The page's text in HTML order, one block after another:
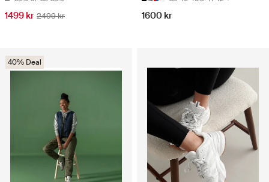
1499 kr 2499 kr 1600 kr
40% Deal